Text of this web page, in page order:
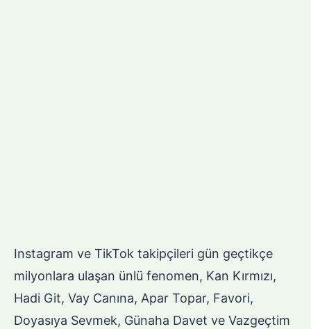
Instagram ve TikTok takipçileri gün geçtikçe
milyonlara ulaşan ünlü fenomen, Kan Kırmızı,
Hadi Git, Vay Canına, Apar Topar, Favori,
Doyasıya Sevmek, Günaha Davet ve Vazgeçtim